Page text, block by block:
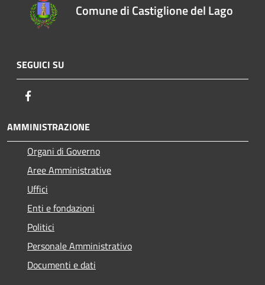
Comune di Castiglione del Lago
SEGUICI SU
AMMINISTRAZIONE
Organi di Governo
Aree Amministrative
Uffici
Enti e fondazioni
Politici
Personale Amministrativo
Documenti e dati